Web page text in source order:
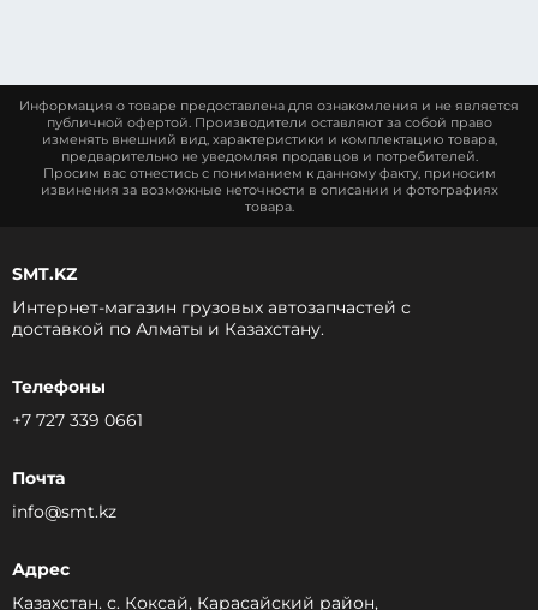
Информация о товаре предоставлена для ознакомления и не является
публичной офертой. Производители оставляют за собой право
изменять внешний вид, характеристики и комплектацию товара,
предварительно не уведомляя продавцов и потребителей.
Просим вас отнестись с пониманием к данному факту, приносим
извинения за возможные неточности в описании и фотографиях
товара.
SMT.KZ
Интернет-магазин грузовых автозапчастей c
доставкой по Алматы и Казахстану.
Телефоны
+7 727 339 0661
Почта
info@smt.kz
Адрес
Казахстан. с. Коксай, Карасайский район,